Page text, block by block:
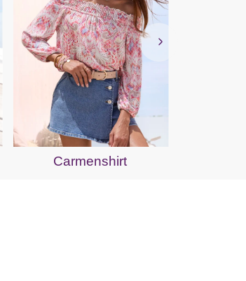
Carmenshirt